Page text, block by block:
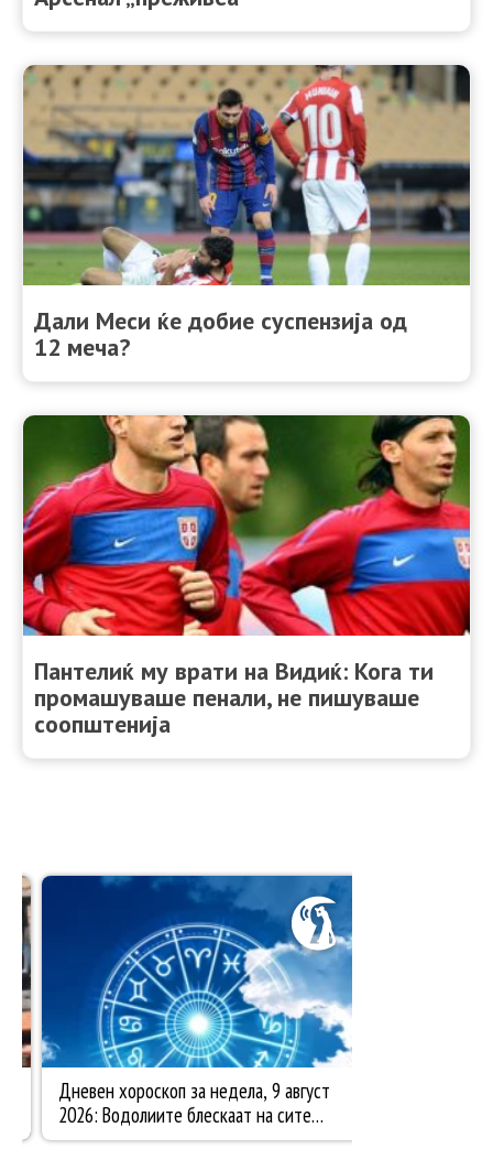
Дали Меси ќе добие суспензија од
12 меча?
Пантелиќ му врати на Видиќ: Кога ти
промашуваше пенали, не пишуваше
соопштенија